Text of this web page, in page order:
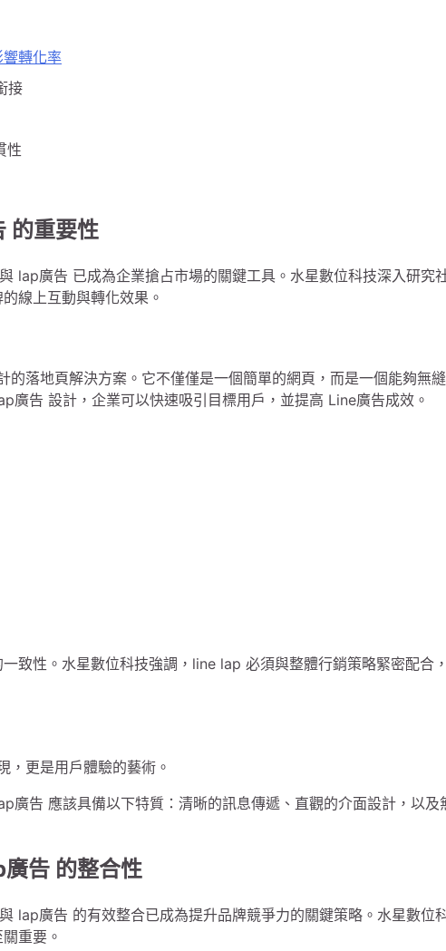
轉化率
接
性
的重要性
與 lap廣告 已成為企業搶占市場的關鍵工具。水星數位科技深入研究
線上互動與轉化效果。
落地頁解決方案。它不僅僅是一個簡單的網頁，而是一個能夠無
廣告 設計，企業可以快速吸引目標用戶，並提高 Line廣告成效。
致性。水星數位科技強調，line lap 必須與整體行銷策略緊密配合
，更是用戶體驗的藝術。
廣告 應該具備以下特質：清晰的訊息傳遞、直觀的介面設計，以及
告 的整合性
lap廣告 的有效整合已成為提升品牌競爭力的關鍵策略。水星數位
重要。